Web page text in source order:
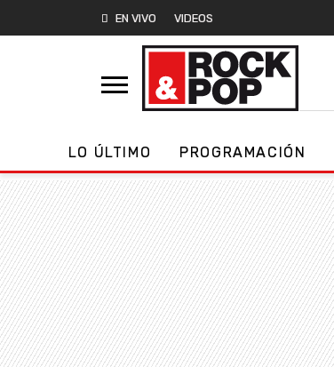
EN VIVO VIDEOS
LO ÚLTIMO PROGRAMACIÓN